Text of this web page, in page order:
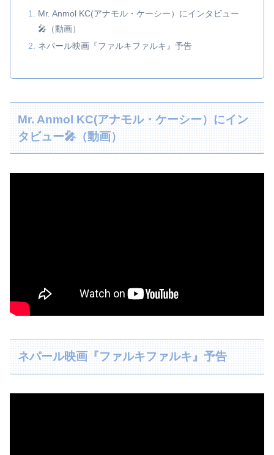
Mr. Anmol KC(アナモル・ケーシー）にインタビュー
🎤（動画）
ネパール映画『ファルキファルキ』予告
Mr. Anmol KC(アナモル・ケーシー）にイン
タビュー🎤（動画）
ネパール映画『ファルキファルキ』予告